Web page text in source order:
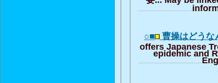
○■ 曹操はどう
offers Japanese
epidemic and